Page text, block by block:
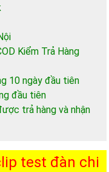
Kiểm Trả Hàng
10 ngày đầu tiên
đầu tiên
trả hàng và nhận
test đàn chi